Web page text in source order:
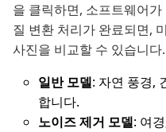
을 클릭하면, 소프트웨어
질 변환 처리가 완료되면,
사진을 비교할 수 있습니다.
일반 모델: 자연 풍경,
합니다.
노이즈 제거 모델: 여